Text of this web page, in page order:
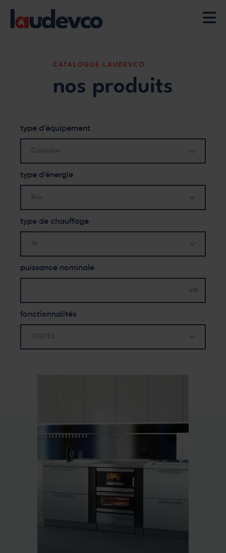
contenu
CATALOGUE LAUDEVCO
nos produits
type d'équipement
Cuisinière
type d’énergie
Bois
type de chauffage
Air
puissance nominale
fonctionnalités
TOUTES